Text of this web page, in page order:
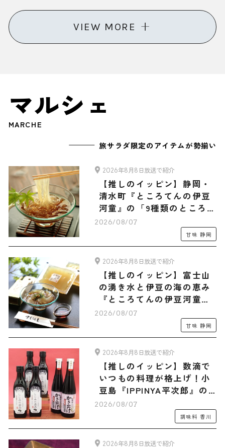
VIEW MORE
マルシェ
MARCHE
旅サラダ限定のアイテムが勢揃い
2026年8月8日放送で紹介
【推しのイッピン】静岡・
清水町『ところてんの伊豆
河童』の「9種類のところて
ん・3種類のあんみつ 旅サ
ラダマルシェオリジナルセ
ット」
2026/08/07
甘味 静岡
2026年8月8日放送で紹介
【推しのイッピン】富士山
の湧き水と伊豆の海の恵み
『ところてんの伊豆河童』
の「ところてん・フルーツ
あんみつ 旅サラダマルシェ
オリジナル木製てん突きセ
ット」全15食入り
2026/08/07
甘味 静岡
2026年8月8日放送で紹介
【推しのイッピン】数滴で
いつもの料理が格上げ！小
豆島『IPPINYA平次郎』の
万能だし「しじみの恵み」
2026/08/07
調味料 香川
2026年8月8日放送で紹介